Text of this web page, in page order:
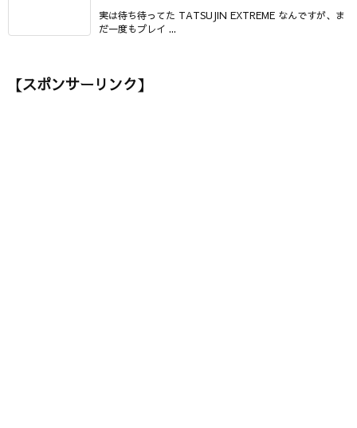
実は待ち待ってた TATSUJIN EXTREME なんですが、ま
だ一度もプレイ ...
【スポンサーリンク】